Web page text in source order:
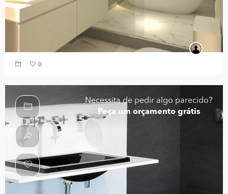
0
Necessita de pedir algo parecido?
Peça um orçamento grátis